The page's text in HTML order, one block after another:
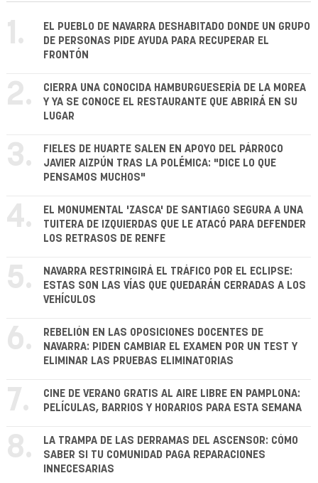
1.
EL PUEBLO DE NAVARRA DESHABITADO DONDE UN GRUPO
DE PERSONAS PIDE AYUDA PARA RECUPERAR EL
FRONTÓN
2.
CIERRA UNA CONOCIDA HAMBURGUESERÍA DE LA MOREA
Y YA SE CONOCE EL RESTAURANTE QUE ABRIRÁ EN SU
LUGAR
3.
FIELES DE HUARTE SALEN EN APOYO DEL PÁRROCO
JAVIER AIZPÚN TRAS LA POLÉMICA: "DICE LO QUE
PENSAMOS MUCHOS"
4.
EL MONUMENTAL 'ZASCA' DE SANTIAGO SEGURA A UNA
TUITERA DE IZQUIERDAS QUE LE ATACÓ PARA DEFENDER
LOS RETRASOS DE RENFE
5.
NAVARRA RESTRINGIRÁ EL TRÁFICO POR EL ECLIPSE:
ESTAS SON LAS VÍAS QUE QUEDARÁN CERRADAS A LOS
VEHÍCULOS
6.
REBELIÓN EN LAS OPOSICIONES DOCENTES DE
NAVARRA: PIDEN CAMBIAR EL EXAMEN POR UN TEST Y
ELIMINAR LAS PRUEBAS ELIMINATORIAS
7.
CINE DE VERANO GRATIS AL AIRE LIBRE EN PAMPLONA:
PELÍCULAS, BARRIOS Y HORARIOS PARA ESTA SEMANA
8.
LA TRAMPA DE LAS DERRAMAS DEL ASCENSOR: CÓMO
SABER SI TU COMUNIDAD PAGA REPARACIONES
INNECESARIAS